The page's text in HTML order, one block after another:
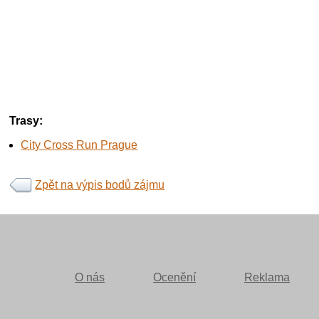
Trasy:
City Cross Run Prague
Zpět na výpis bodů zájmu
O nás Ocenění Reklama